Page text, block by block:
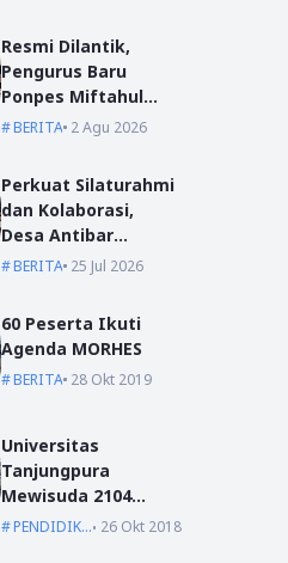
Resmi Dilantik,
Pengurus Baru
Ponpes Miftahul
Ulum Siap Emban
BERITA 2 Agu 2026
Perkuat Silaturahmi
dan Kolaborasi,
Desa Antibar
Sambut Mahasiswa
BERITA 25 Jul 2026
60 Peserta Ikuti
Agenda MORHES
BERITA 28 Okt 2019
Universitas
Tanjungpura
Mewisuda 2104
Lulusan pada
PENDIDIKAN26 Okt 2018